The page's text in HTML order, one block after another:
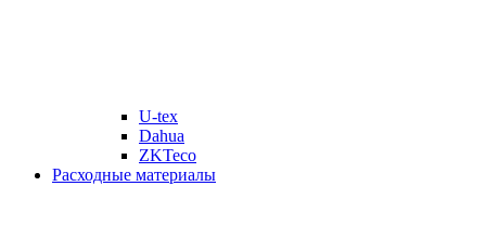
U-tex
Dahua
ZKTeco
Расходные материалы